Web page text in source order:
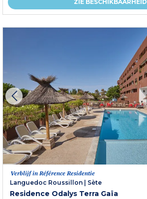
ZIE BESCHIKBAARHEID
Verblijf in Référence Residentie
Languedoc Roussillon
Sète
Residence Odalys Terra Gaïa